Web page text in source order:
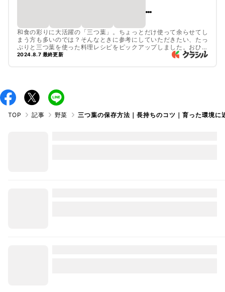
和食の彩りに大活躍の「三つ葉」。ちょっとだけ使って余らせてし
まう方も多いのでは？そんなときに参考にしていただきたい、たっ
ぷりと三つ葉を使った料理レシピをピックアップしました。おひた
しや卵焼きなと、参考にしてみてくださいね。
2024.8.7 最終更新
TOP 記事 野菜 三つ葉の保存方法｜長持ちのコツ｜育った環境に